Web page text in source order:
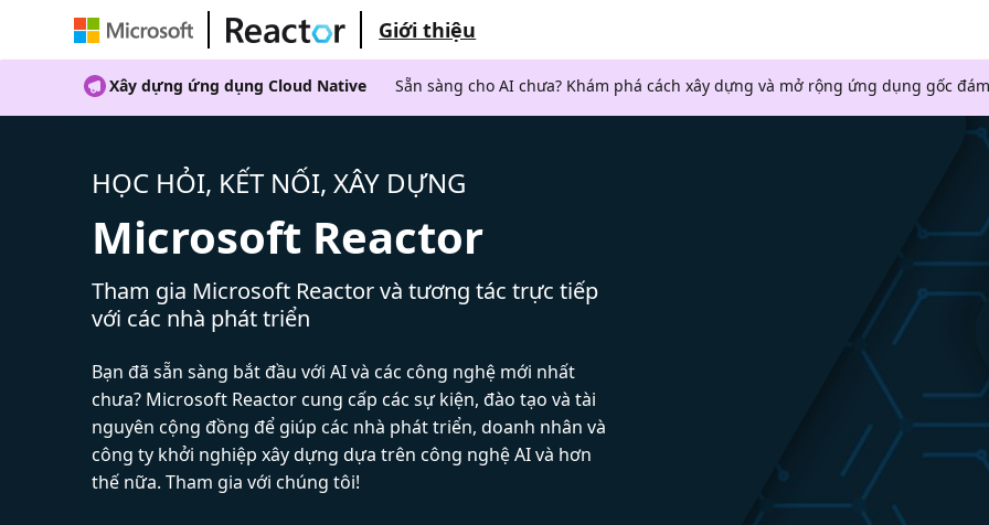
Giới thiệu
Xây dựng ứng dụng Cloud Native Sẵn sàng cho AI chưa? Khám phá cách xây dựng và mở rộng ứng dụng gốc
HỌC HỎI, KẾT NỐI, XÂY DỰNG
Microsoft Reactor
Tham gia Microsoft Reactor và tương tác trực tiếp
với các nhà phát triển
Bạn đã sẵn sàng bắt đầu với AI và các công nghệ mới nhất
chưa? Microsoft Reactor cung cấp các sự kiện, đào tạo và tài
nguyên cộng đồng để giúp các nhà phát triển, doanh nhân và
công ty khởi nghiệp xây dựng dựa trên công nghệ AI và hơn
thế nữa. Tham gia với chúng tôi!